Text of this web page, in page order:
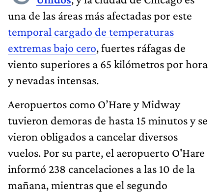
una de las áreas más afectadas por este
temporal cargado de temperaturas
extremas bajo cero, fuertes ráfagas de
viento superiores a 65 kilómetros por hora
y nevadas intensas.
Aeropuertos como O’Hare y Midway
tuvieron demoras de hasta 15 minutos y se
vieron obligados a cancelar diversos
vuelos. Por su parte, el aeropuerto O'Hare
informó 238 cancelaciones a las 10 de la
mañana, mientras que el segundo